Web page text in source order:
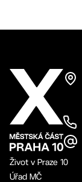
Život v Praze 10
Úřad MČ